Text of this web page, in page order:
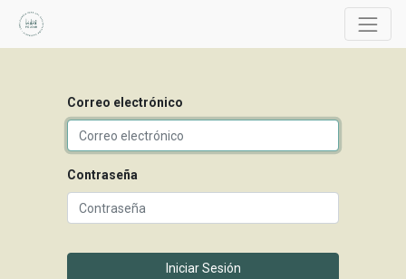
Correo electrónico
Contraseña
Iniciar Sesión